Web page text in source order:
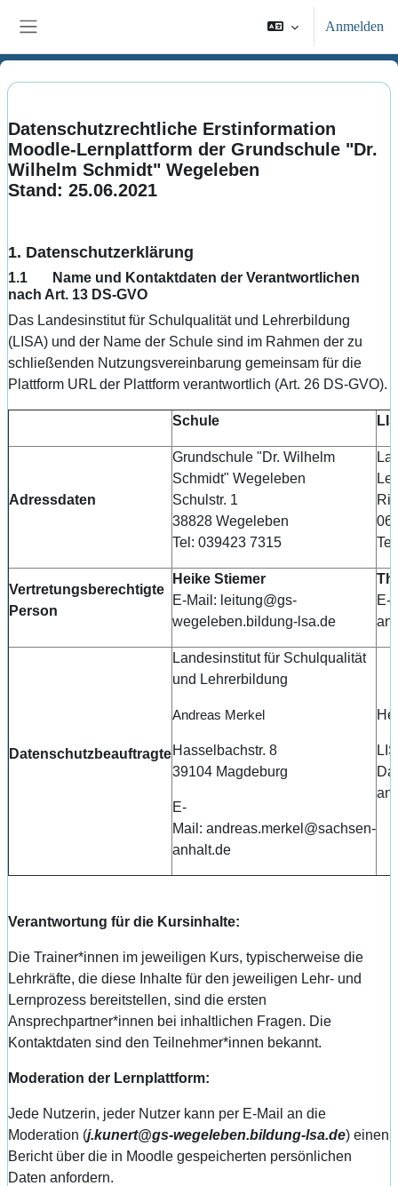
Anmelden
Datenschutzrechtliche Erstinformation
Moodle-Lernplattform der Grundschule "Dr.
Wilhelm Schmidt" Wegeleben
Stand: 25.06.2021
1. Datenschutzerklärung
1.1 Name und Kontaktdaten der Verantwortlichen
nach Art. 13 DS-GVO
Das Landesinstitut für Schulqualität und Lehrerbildung
(LISA) und der Name der Schule sind im Rahmen der zu
schließenden Nutzungsvereinbarung gemeinsam für die
Plattform URL der Plattform verantwortlich (Art. 26 DS-GVO).
Schule
Adressdaten
Grundschule "Dr. Wilhelm
Schmidt" Wegeleben
Schulstr. 1
38828 Wegeleben
Tel: 039423 7315
Vertretungsberechtigte
Person
Heike Stiemer
E-Mail: leitung@gs-
wegeleben.bildung-lsa.de
E-
Datenschutzbeauftragte
Landesinstitut für Schulqualität
und Lehrerbildung
Andreas Merkel
Hasselbachstr. 8
39104 Magdeburg
E-
Mail: andreas.merkel@sachsen-
anhalt.de
Verantwortung für die Kursinhalte:
Die Trainer*innen im jeweiligen Kurs, typischerweise die
Lehrkräfte, die diese Inhalte für den jeweiligen Lehr- und
Lernprozess bereitstellen, sind die ersten
Ansprechpartner*innen bei inhaltlichen Fragen. Die
Kontaktdaten sind den Teilnehmer*innen bekannt.
Moderation der Lernplattform:
Jede Nutzerin, jeder Nutzer kann per E-Mail an die
Moderation (j.kunert@gs-wegeleben.bildung-lsa.de) einen
Bericht über die in Moodle gespeicherten persönlichen
Daten anfordern.